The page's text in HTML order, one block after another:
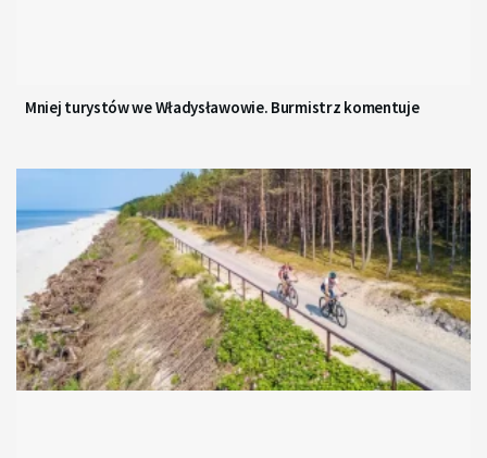
Mniej turystów we Władysławowie. Burmistrz komentuje